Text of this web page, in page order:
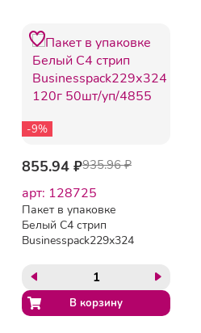
-9%
855.94 ₽935.96 ₽
арт: 128725
Пакет в упаковке
Белый С4 стрип
Businesspack229х324